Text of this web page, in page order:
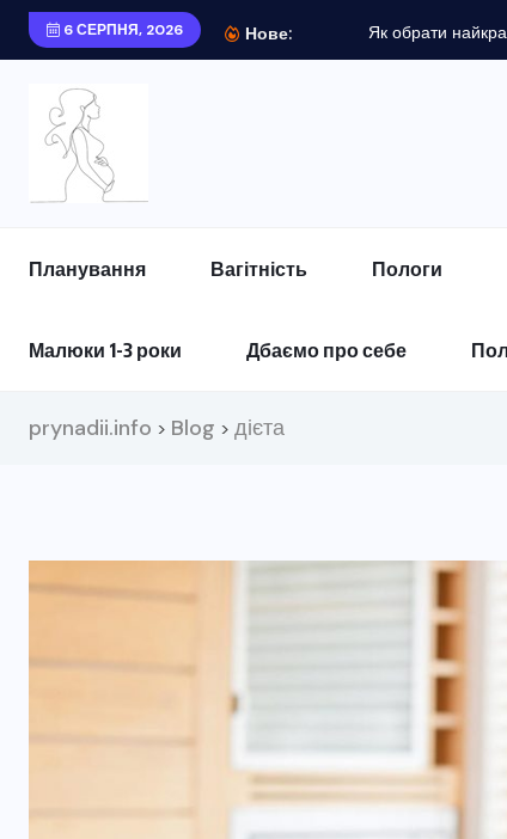
6 СЕРПНЯ, 2026 Нове: Як обрати
Планування Вагітність Пологи
Малюки 1-3 роки Дбаємо про себе
prynadii.info > Blog > дієта